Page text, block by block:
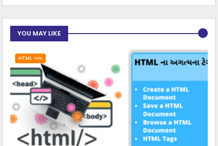
YOU MAY LIKE
HTML ભાષા